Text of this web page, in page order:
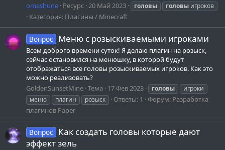
omashune Ресурс 20 Май 2023 головы головы игроков
Категория: Плагины / Minecraft
Вопрос Меню с розыскиваемыми игроками
Всем доброго времени суток! Я делаю плагин на розыск,
сейчас остановился на менюшку, в которой будут
отображаться все головы розыскиваемых игроков. Как это
можно реализовать?
GoldenSunsetMine Тема 17 Фев 2023 головы
игроки
меню
плагин розыск Ответы: 1 Форум: Разработка
плагинов Paper
Вопрос
Как создать головы которые дают
эффект зель